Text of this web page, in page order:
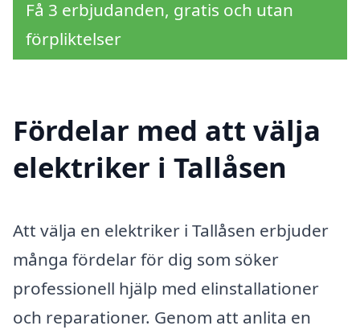
Få 3 erbjudanden, gratis och utan
förpliktelser
Fördelar med att välja
elektriker i Tallåsen
Att välja en elektriker i Tallåsen erbjuder
många fördelar för dig som söker
professionell hjälp med elinstallationer
och reparationer. Genom att anlita en